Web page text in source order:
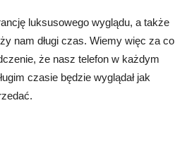
luksusowego wyglądu, a także
nam długi czas. Wiemy więc za co
że nasz telefon w każdym
czasie będzie wyglądał jak